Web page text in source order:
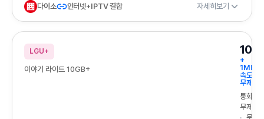
다이소 인터넷+IPTV 결합 자세히보기
LGU+
이야기 라이트 10GB+
+
1Mbps
속도
무제한
통화
무제한